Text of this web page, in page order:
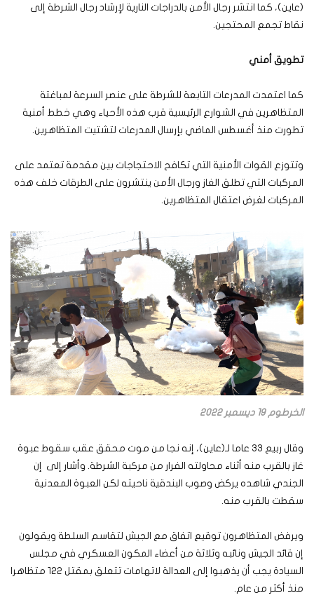
(عاين)، كما انتشر رجال الأمن بالدراجات النارية لإرشاد رجال الشرطة إلى
نقاط تجمع المحتجين.
تطويق أمني
كما اعتمدت المدرعات التابعة للشرطة على عنصر السرعة لمباغتة
المتظاهرين في الشوارع الرئيسية قرب هذه الأحياء وهي خطط أمنية
تطورت منذ أغسطس الماضي بإرسال المدرعات لتشتيت المتظاهرين.
وتتوزع القوات الأمنية التي تكافح الاحتجاجات بين مقدمة تعتمد على
المركبات التي تطلق الغاز ورجال الأمن ينتشرون على الطرقات خلف هذه
المركبات لغرض اعتقال المتظاهرين.
الخرطوم 19 ديسمبر 2022
وقال ربيع 33 عاما لـ(عاين)، إنه نجا من موت محقق عقب سقوط عبوة
غاز بالقرب منه أثناء محاولته الفرار من مركبة الشرطة. وأشار إلى إن
الجندي شاهده يركض وصوب البندقية ناحيته لكن العبوة المعدنية
سقطت بالقرب منه.
ويرفض المتظاهرون توقيع اتفاق مع الجيش لتقاسم السلطة ويقولون
إن قائد الجيش ونائبه وثلاثة من أعضاء المكون العسكري في مجلس
السيادة يجب أن يذهبوا إلى العدالة لاتهامات تتعلق بمقتل 122 متظاهرا
منذ أكثر من عام.